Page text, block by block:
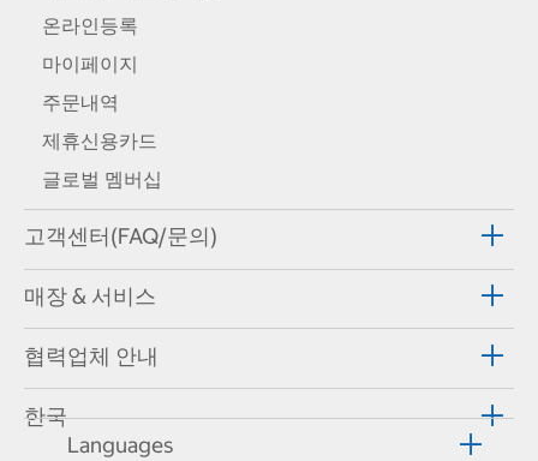
온라인등록
마이페이지
주문내역
제휴신용카드
글로벌 멤버십
고객센터(FAQ/문의)
매장 & 서비스
협력업체 안내
한국
Languages